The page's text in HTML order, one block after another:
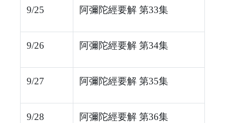
9/25 阿彌陀經要解 第33集
9/26 阿彌陀經要解 第34集
9/27 阿彌陀經要解 第35集
9/28 阿彌陀經要解 第36集